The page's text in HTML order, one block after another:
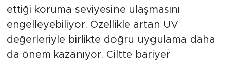
ettiği koruma seviyesine ulaşmasını
engelleyebiliyor. Özellikle artan UV
değerleriyle birlikte doğru uygulama daha
da önem kazanıyor. Ciltte bariyer